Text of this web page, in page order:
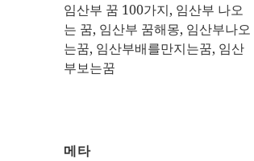
임산부 꿈 100가지, 임산부 나오
는 꿈, 임산부 꿈해몽, 임산부나오
는꿈, 임산부배를만지는꿈, 임산
부보는꿈
메타